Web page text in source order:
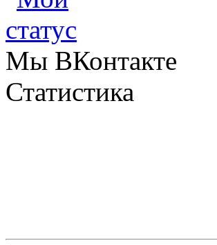
Мы ВКонтакте
Статистика